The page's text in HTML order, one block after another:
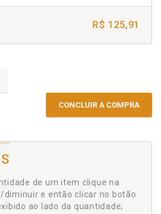
R$ 125,91
CONCLUIR A COMPRA
de um item clique na
e então clicar no botão
ao lado da quantidade;